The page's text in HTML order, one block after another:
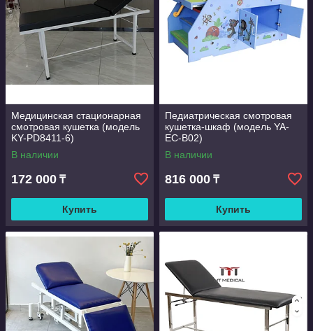
Медицинская стационарная
смотровая кушетка (модель
KY-PD8411-6)
В наличии
172 000 ₸
Купить
Педиатрическая смотровая
кушетка-шкаф (модель YA-
EC-B02)
В наличии
816 000 ₸
Купить